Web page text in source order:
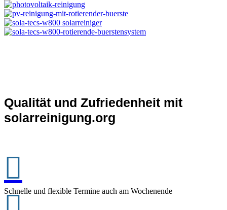
Qualität und Zufriedenheit mit
solarreinigung.org

Schnelle und flexible Termine auch am Wochenende